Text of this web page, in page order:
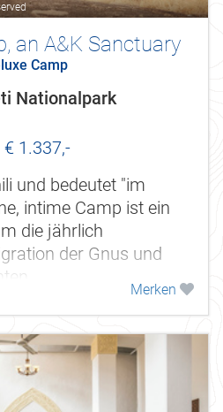
an A&K Sanctuary
Camp
Nationalpark
€ 1.337,-
und bedeutet "im
intime Camp ist ein
die jährlich
der Gnus und
Merken